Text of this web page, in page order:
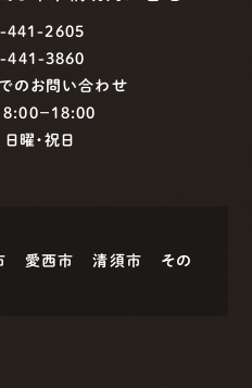
441-2605
441-3860
のお問い合わせ
曜・祝日
愛西市 清須市
その